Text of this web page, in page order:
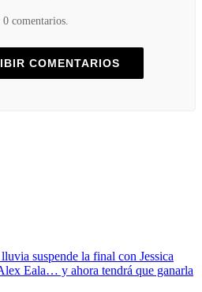
0 comentarios.
COMENTARIOS
suspende la final con Jessica
Eala… y ahora tendrá que ganarla